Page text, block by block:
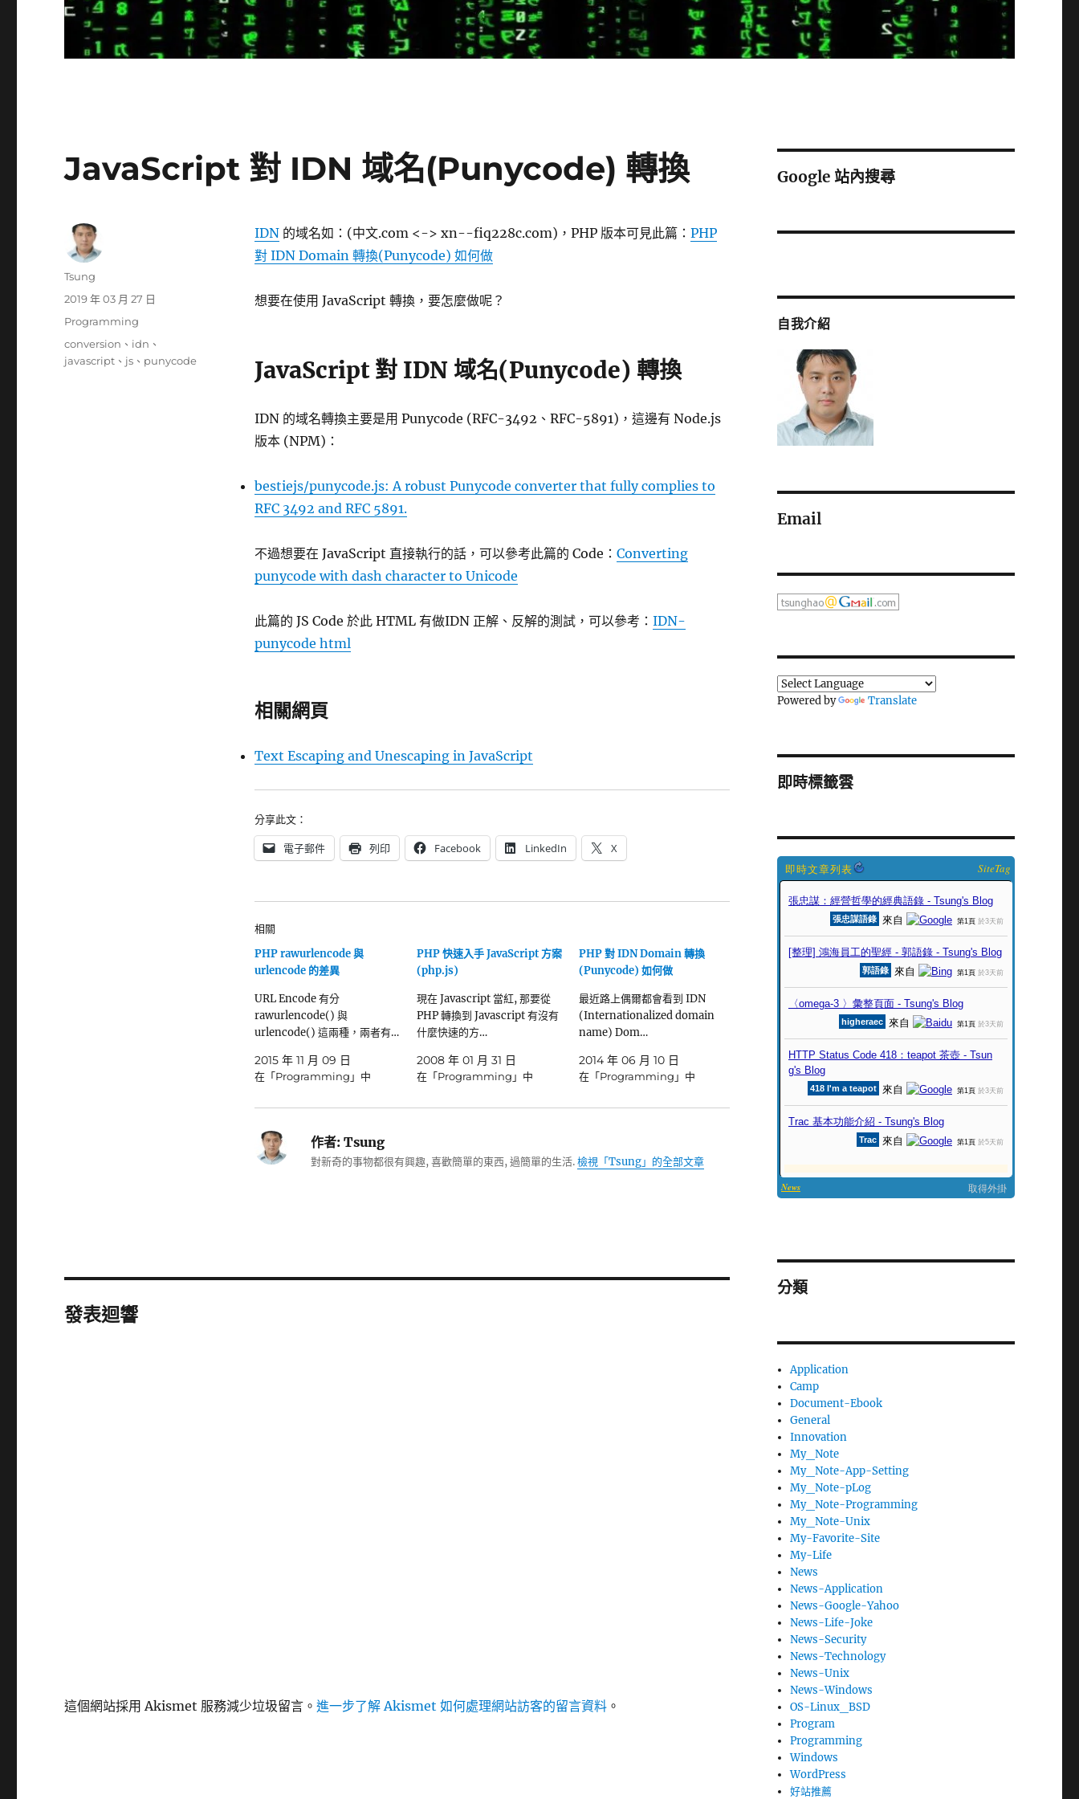
JavaScript 對 IDN 域名(Punycode) 轉換
IDN的域名如：(中文.com <-> xn--fiq228c.com)，PHP 版本可見此篇： PHP
對 IDN Domain 轉換(Punycode) 如何做
想要在使用 JavaScript 轉換，要怎麼做呢？
JavaScript 對 IDN 域名(Punycode) 轉換
IDN 的域名轉換主要是用 Punycode (RFC-3492、RFC-5891)，這邊有 Node.js
版本 (NPM)：
bestiejs/punycode.js: A robust Punycode converter that fully complies to
RFC 3492 and RFC 5891.
不過想要在 JavaScript 直接執行的話，可以參考此篇的 Code： Converting
punycode with dash character to Unicode
此篇的 JS Code 於此 HTML 有做IDN 正解、反解的測試，可以參考： IDN-
punycode html
相關網頁
Text Escaping and Unescaping in JavaScript
分享此文：
電子郵件 列印 Facebook LinkedIn X
相關
PHP rawurlencode 與
urlencode 的差異
URL Encode 有分
rawurlencode() 與
urlencode() 這兩種，兩者有…
2015 年 11 月 09 日
在「Programming」中
PHP 快速入手 JavaScript 方案
(php.js)
現在 Javascript 當紅, 那要從
PHP 轉換到 Javascript 有沒有
什麼快速的方…
2008 年 01 月 31 日
在「Programming」中
PHP 對 IDN Domain 轉換
(Punycode) 如何做
最近路上偶爾都會看到 IDN
(Internationalized domain
name) Dom…
2014 年 06 月 10 日
在「Programming」中
作者:Tsung
對新奇的事物都很有興趣, 喜歡簡單的東西, 過簡單的生活.檢視「Tsung」的全部文章
作
Tsung
發
期:
2019 年 03 月 27 日
分
Programming
標
籤
conversion 、 idn 、
javascript 、 js 、 punycode
發表迴響
這個網站採用 Akismet 服務減少垃圾留言。進一步了解 Akismet 如何處理網站訪客的留言資料 。
Google 站內搜尋
自我介紹
Email
Powered by Translate
即時標籤雲
SiteTag
分類
Application
Camp
Document-Ebook
General
Innovation
My_Note
My_Note-App-Setting
My_Note-pLog
My_Note-Programming
My_Note-Unix
My-Favorite-Site
My-Life
News
News-Application
News-Google-Yahoo
News-Life-Joke
News-Security
News-Technology
News-Unix
News-Windows
OS-Linux_BSD
Program
Programming
Windows
WordPress
好站推薦